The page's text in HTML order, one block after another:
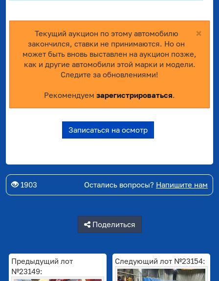
×
Текущий аукцион по этому автомобилю
закончился, ставки не принимаются. Но он
может быть вновь выставлен на аукцион позже,
как и другие автомобили этой марки и модели.
Следите за обновлениями!
Рекомендуем зарегистрироваться
Записаться на осмотр
1903 Остались вопросы? Напишите нам
Поделиться
Предыдущий лот
№23149:
Следующий лот №23154: